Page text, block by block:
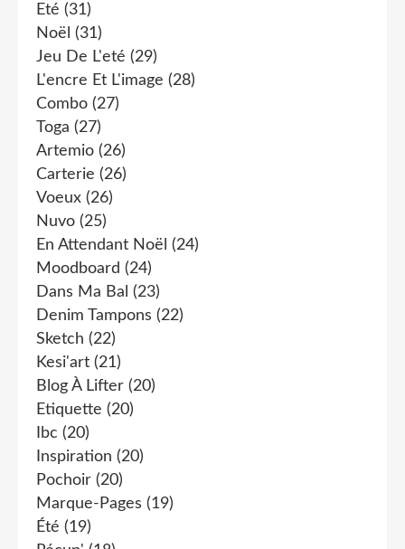
Eté (31)
Noël (31)
Jeu De L'eté (29)
L'encre Et L'image (28)
Combo (27)
Toga (27)
Artemio (26)
Carterie (26)
Voeux (26)
Nuvo (25)
En Attendant Noël (24)
Moodboard (24)
Dans Ma Bal (23)
Denim Tampons (22)
Sketch (22)
Kesi'art (21)
Blog À Lifter (20)
Etiquette (20)
Ibc (20)
Inspiration (20)
Pochoir (20)
Marque-Pages (19)
Été (19)